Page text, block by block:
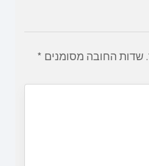
שדות החובה מסומנים *